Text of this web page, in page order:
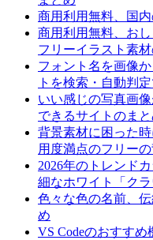
商用利用無料、国
商用利用無料、お
フリーイラスト素
フォント名を画像
トを検索・自動判
いい感じの写真画
できるサイトのまと
背景素材に困った
用度満点のフリー
2026年のトレンド
細なホワイト「クラ
色々な色の名前、
め
VS Codeのおすす